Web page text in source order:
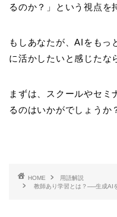
るのか？」という視点を
もしあなたが、AIをもっ
に活かしたいと感じた
まずは、スクールやセミ
るのはいかがでしょうか
HOME
用語解説
教師あり学習とは？──生成AI